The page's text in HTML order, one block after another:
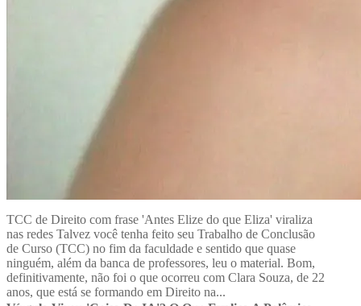
TCC de Direito com frase 'Antes Elize do que Eliza' viraliza
nas redes Talvez você tenha feito seu Trabalho de Conclusão
de Curso (TCC) no fim da faculdade e sentido que quase
ninguém, além da banca de professores, leu o material. Bom,
definitivamente, não foi o que ocorreu com Clara Souza, de 22
anos, que está se formando em Direito na...